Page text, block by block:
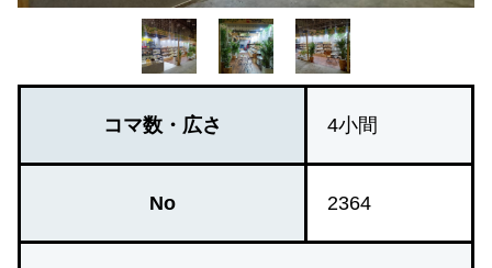
コマ数・広さ 4小間
No 2364